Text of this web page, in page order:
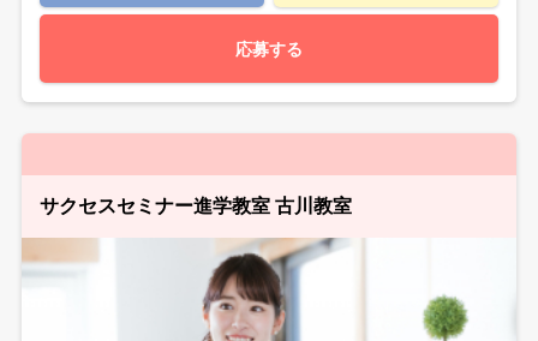
応募する
サクセスセミナー進学教室 古川教室